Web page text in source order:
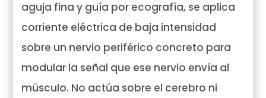
aguja fina y guía por ecografía, se aplica
corriente eléctrica de baja intensidad
sobre un nervio periférico concreto para
modular la señal que ese nervio envía al
músculo. No actúa sobre el cerebro ni